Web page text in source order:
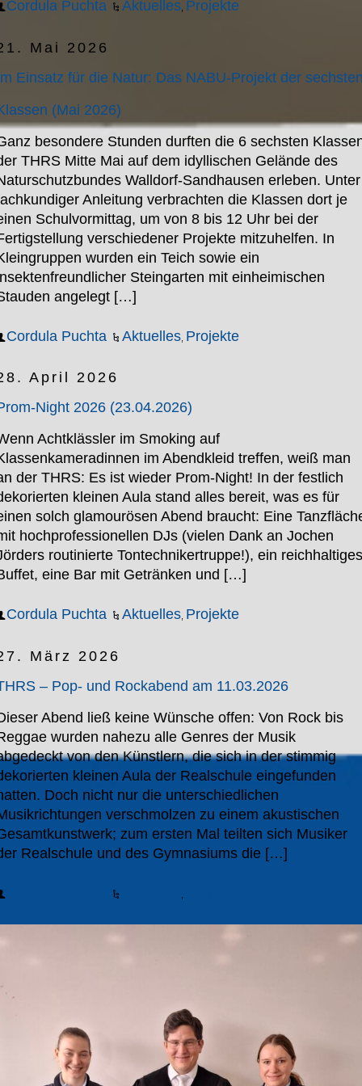
Cordula Puchta Aktuelles Projekte
Mai 2026
Einsatz für die Natur: Das NABU-Projekt der
(Mai 2026)
besondere Stunden durften die 6 sechsten
THRS Mitte Mai auf dem idyllischen Gelände des
Walldorf-Sandhausen erleben. Unter
Anleitung verbrachten die Klassen dort je
Schulvormittag, um von 8 bis 12 Uhr bei der
verschiedener Projekte mitzuhelfen. In
wurden ein Teich sowie ein
Steingarten mit einheimischen
angelegt […]
Cordula Puchta Aktuelles Projekte
April 2026
Night 2026 (23.04.2026)
Achtklässler im Smoking auf
im Abendkleid treffen, weiß man
der THRS: Es ist wieder Prom-Night! In der festlich
kleinen Aula stand alles bereit, was es für
solch glamourösen Abend braucht: Eine
hochprofessionellen DJs (vielen Dank an Jochen
routinierte Tontechnikertruppe!), ein reichhaltiges
eine Bar mit Getränken und […]
Cordula Puchta Aktuelles Projekte
März 2026
– Pop- und Rockabend am 11.03.2026
Abend ließ keine Wünsche offen: Von Rock bis
wurden nahezu alle Genres der Musik
von den Künstlern, die sich in der stimmig
kleinen Aula der Realschule eingefunden
Doch nicht nur die unterschiedlichen
verschmolzen zu einem akustischen
zum ersten Mal teilten sich Musiker
Realschule und des Gymnasiums die […]